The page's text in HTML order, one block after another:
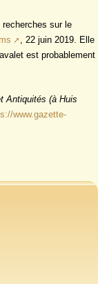
sur le
, 22 juin 2019. Elle
est probablement
Antiquités (à Huis
www.gazette-